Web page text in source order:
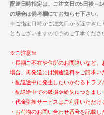
配達日時指定は、ご注文日の5日後～
の場合は備考欄にてお知らせ下さい。
※ご指定日時がご注文日から近すぎた
ともございますので予めご了承くださ
※ご注意※
・長期ご不在や住所のお間違いなど
場合、再発送には別途送料をご請求い
・配送途中に発生したいかなるトラブ
・配送途中での破損や紛失につきまし
・代金引換サービスはご利用いただけ
・お荷物のお問い合わせ番号を記載